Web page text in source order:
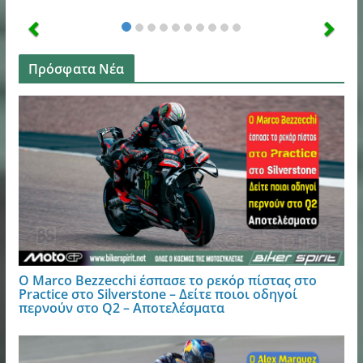
Πρόσφατα Νέα
Ο Marco Bezzecchi έσπασε το ρεκόρ πίστας στο
Practice στο Silverstone – Δείτε ποιοι οδηγοί
περνούν στο Q2 – Αποτελέσματα